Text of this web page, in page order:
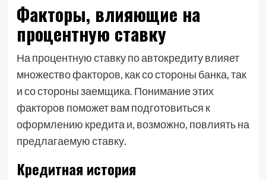
Факторы, влияющие на
процентную ставку
На процентную ставку по автокредиту влияет
множество факторов, как со стороны банка, так
и со стороны заемщика. Понимание этих
факторов поможет вам подготовиться к
оформлению кредита и, возможно, повлиять на
предлагаемую ставку.
Кредитная история